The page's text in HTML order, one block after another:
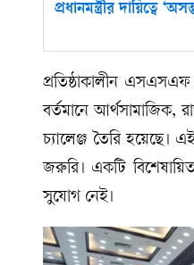
প্রধানমন্ত্রীর দায়িত্বে
প্রতিষ্ঠাকালীন
বর্তমানে আর্থসামাজিক,
চ্যালেঞ্জ তৈরি হয়েছে।
জরুরি। একটি
সুযোগ নেই।